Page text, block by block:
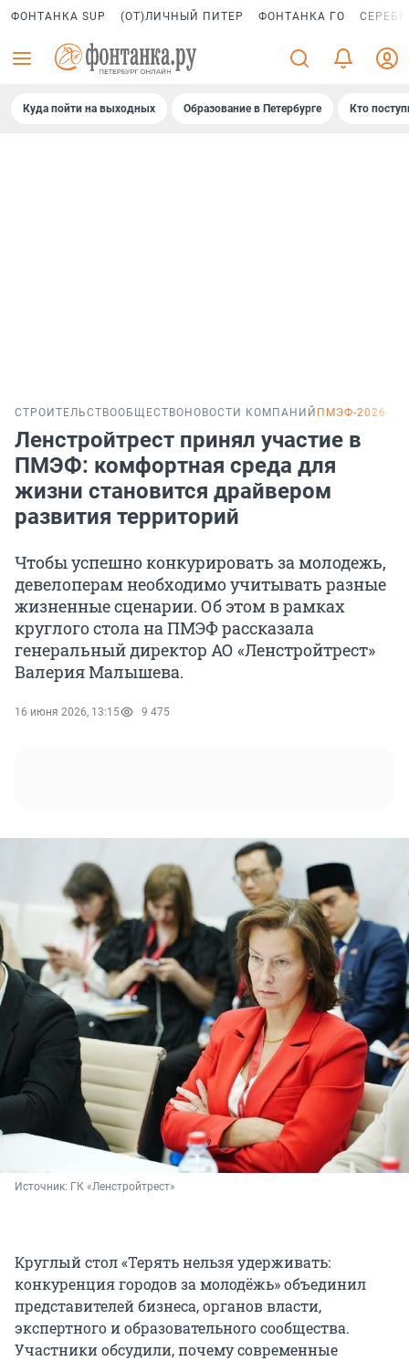
ФОНТАНКА SUP (ОТ)ЛИЧНЫЙ ПИТЕР ФОНТАНКА ГО
Куда пойти на выходных Образование в Петербурге Кто
СТРОИТЕЛЬСТВООБЩЕСТВО НОВОСТИ КОМПАНИЙ ПМЭФ-2026
Ленстройтрест принял участие в
ПМЭФ: комфортная среда для
жизни становится драйвером
развития территорий
Чтобы успешно конкурировать за молодежь,
девелоперам необходимо учитывать разные
жизненные сценарии. Об этом в рамках
круглого стола на ПМЭФ рассказала
генеральный директор АО «Ленстройтрест»
Валерия Малышева.
16 июня 2026, 13:15 9 475
Источник: ГК «Ленстройтрест»
Круглый стол «Терять нельзя удерживать:
конкуренция городов за молодёжь» объединил
представителей бизнеса, органов власти,
экспертного и образовательного сообщества.
Участники обсудили, почему современные